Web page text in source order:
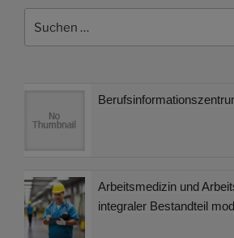
nach:
Arbeitsmedizin und
integraler Bestandteil